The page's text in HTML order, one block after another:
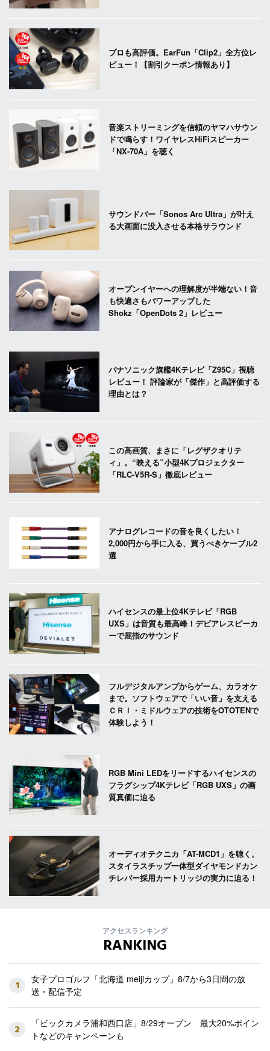
プロも高評価。EarFun「Clip2」全方位レ
ビュー！【割引クーポン情報あり】
音楽ストリーミングを信頼のヤマハサウン
ドで鳴らす！ワイヤレスHiFiスピーカー
「NX-70A」を聴く
サウンドバー「Sonos Arc Ultra」が叶え
る大画面に没入させる本格サラウンド
オープンイヤーへの理解度が半端ない！音
も快適さもパワーアップした
Shokz「OpenDots 2」レビュー
パナソニック旗艦4Kテレビ「Z95C」視聴
レビュー！ 評論家が「傑作」と高評価する
理由とは？
この高画質、まさに「レグザクオリテ
ィ」。“映える”小型4Kプロジェクター
「RLC-V5R-S」徹底レビュー
アナログレコードの音を良くしたい！
2,000円から手に入る、買うべきケーブル2
選
ハイセンスの最上位4Kテレビ「RGB
UXS」は音質も最高峰！デビアレスピーカ
ーで屈指のサウンド
フルデジタルアンプからゲーム、カラオケ
まで。ソフトウェアで「いい音」を支える
ＣＲＩ・ミドルウェアの技術をOTOTENで
体験しよう！
RGB Mini LEDをリードするハイセンスの
フラグシップ4Kテレビ「RGB UXS」の画
質真価に迫る
オーディオテクニカ「AT-MCD1」を聴く。
スタイラスチップ一体型ダイヤモンドカン
チレバー採用カートリッジの実力に迫る！
アクセスランキング
RANKING
1
女子プロゴルフ「北海道 meijiカップ」8/7から3日間の放
送・配信予定
2
「ビックカメラ浦和西口店」8/29オープン 最大20%ポイン
トなどのキャンペーンも